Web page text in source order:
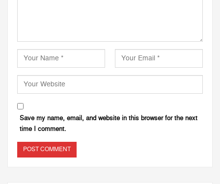
Save my name, email, and website in this browser for the next
time I comment.